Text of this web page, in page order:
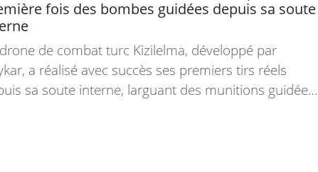
fois des bombes guidées depuis sa soute
de combat turc Kizilelma, développé par
a réalisé avec succès ses premiers tirs réels
sa soute interne, larguant des munitions guidées